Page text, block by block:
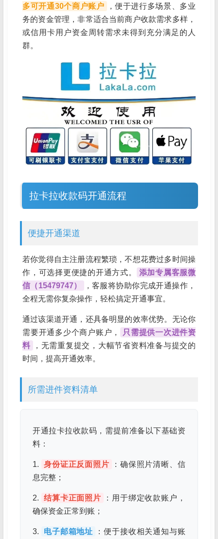
多可开通30个商户账户
，便于进行多场景、多业
务的资金管理，非常适合当前商户收款需求多样，
或信用卡用户资金周转需求未得到充分满足的人
群。
拉卡拉收款码开通流程
便捷开通渠道
若你觉得自主注册流程繁琐，不想花费过多时间操
作，可选择更便捷的开通方式。
添加专属客服微
信（15479747）
，客服将协助你完成开通操作，
全程无需你复杂操作，轻松搞定开通事宜。
通过该渠道开通，还具备明显的效率优势。无论你
需要开通多少个商户账户，
只需提供一次进件资
料
，无需重复提交，大幅节省资料准备与提交的
时间，提高开通效率。
所需进件资料清单
开通拉卡拉收款码，需提前准备以下基础资
料：
1. 身份证正反面照片
：确保照片清晰、信
息完整；
2. 结算卡正面照片
：用于绑定收款账户，
确保资金正常到账；
3. 电子邮箱地址
：便于接收相关通知与账